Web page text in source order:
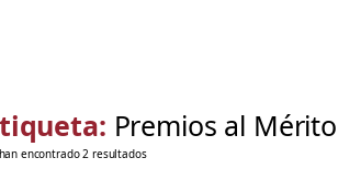
Premios al Mérito
encontrado 2 resultados